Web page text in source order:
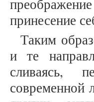
принесение
Таким
и те
сливаясь,
современной